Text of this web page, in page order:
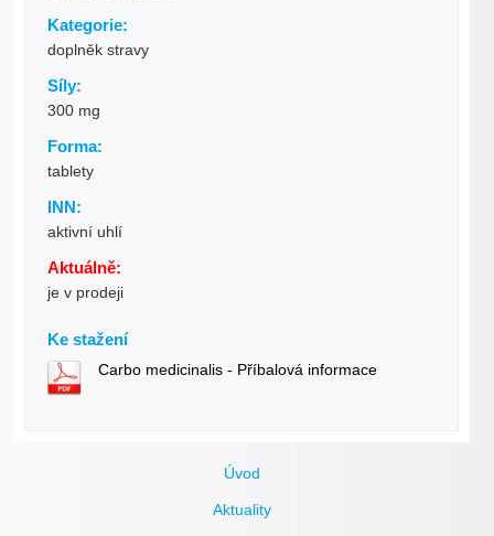
Kategorie:
doplněk stravy
Síly:
300 mg
Forma:
tablety
INN:
aktivní uhlí
Aktuálně:
je v prodeji
Ke stažení
Carbo medicinalis - Příbalová informace
Úvod
Aktuality